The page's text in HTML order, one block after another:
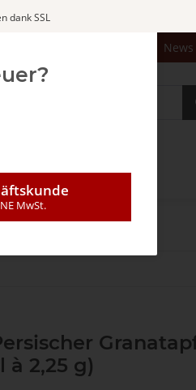
dank SSL
News
KAFFEE OPINUM
à 2,25 g)
MwSt.